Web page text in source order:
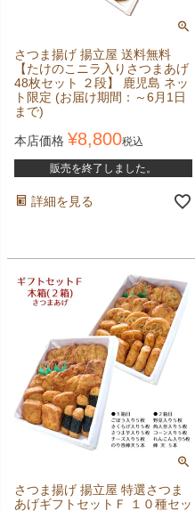
さつま揚げ 揚立屋 送料無料
【たけのこニラ入りさつまあげ
48枚セット ２段】 鹿児島 ネッ
ト限定 (お届け期間：～6月1日
まで)
本店価格 ¥8,800税込
販売を終了しました。
詳細を見る
さつま揚げ 揚立屋 特選さつま
あげギフトセットＦ １０種セッ